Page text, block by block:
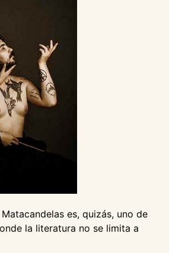
es, quizás, uno de
la literatura no se limita a